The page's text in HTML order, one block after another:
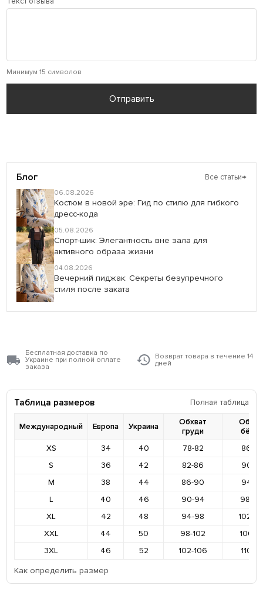
Минимум 15 символов
Отправить
Блог Все статьи→
06.08.2026
Костюм в новой эре: Гид по стилю для гибкого
дресс-кода
05.08.2026
Спорт-шик: Элегантность вне зала для
активного образа жизни
04.08.2026
Вечерний пиджак: Секреты безупречного
стиля после заката
Бесплатная доставка по
Украине при полной оплате
заказа
Возврат товара в течение 14
дней
Таблица размеров Полная таблица
Международный Европа Украина
Обхват
груди
XS
34 40 78-82
86-
S
36 42 82-86
90-
M
38 44 86-90
94-
L
40 46 90-94
98-
XL
42 48 94-98
102-
XXL
44 50 98-102
106-
3XL
46 52 102-106
110-
Как определить размер